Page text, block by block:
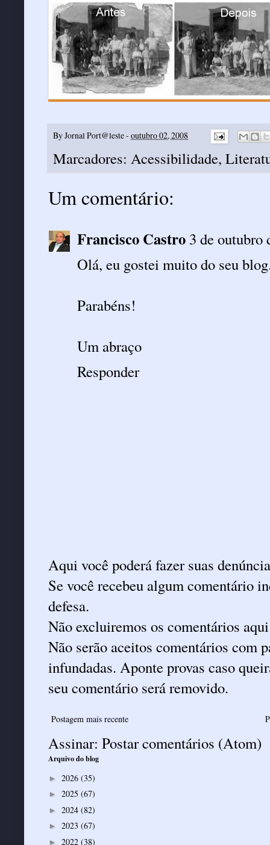
ByJornal Port@leste- outubro 02, 2008
Marcadores: Acessibilidade,
Um comentário:
Francisco Castro 3 de outubro
Olá, eu gostei muito do seu
Parabéns!
Um abraço
Responder
Aqui você poderá fazer suas
Se você recebeu algum comentário
defesa.
Não excluiremos os comentários
Não serão aceitos comentários com
infundadas. Aponte provas caso
seu comentário será removido.
Postagem mais recente
Assinar: Postar comentários (Atom)
Arquivo do blog
► 2026 (35)
► 2025 (67)
► 2024 (82)
► 2023 (67)
► 2022 (38)